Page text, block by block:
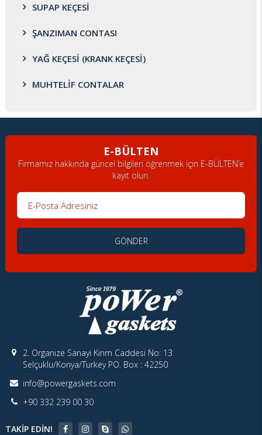
SUPAP KEÇESİ
ŞANZIMAN CONTASI
YAĞ KEÇESİ (KRANK KEÇESİ)
MUHTELİF CONTALAR
E-BÜLTEN
Firmamız hakkında güncel bilgileri öğrenmek için E-BÜLTEN’e
kayıt olun.
GÖNDER
2. Organize Sanayi Kırım Caddesi No: 13
Selçuklu/Konya/Turkey PO. Box : 42250
info@powergaskets.com
+90 332 239 00 30
TAKIP EDIN!